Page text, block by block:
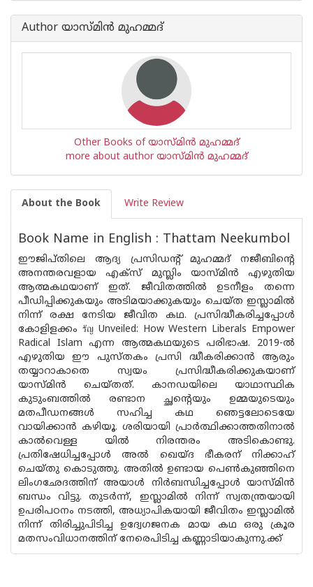
Author യാസ്മിൻ മുഹമ്മദ്
Other Books of യാസ്മിൻ മുഹമ്മദ്
more about author യാസ്മിൻ മുഹമ്മദ്
About the Book Write Review
Book Name in English : Thattam Neekumbol
ഈജിപ്തിലെ ആദ്യ പ്രസിഡൻ്റ് മുഹമ്മദ് നജീബിന്റെ
അനന്തരവളായ എക്സ് മുസ്ലിം യാസ്മിൻ എഴുതിയ
ആത്മകഥയാണ് ഇത്. ജീവിതത്തിൽ ഉടനീളം തന്നെ
പീഡിപ്പിക്കുകയും അടിമയാക്കുകയും ചെയ്ത ഇസ്ലാമിൽ
നിന്ന് രക്ഷ നേടിയ ജീവിത കഥ. പ്രസിദ്ധീകരിച്ചപ്പോൾ
കോളിളക്കം รัญ Unveiled: How Western Liberals Empower
Radical Islam എന്ന ആത്മകഥയുടെ പരിഭാഷ. 2019-ൽ
എഴുതിയ ഈ പുസ്തകം പ്രസി ദ്ധീകരിക്കാൻ ആരും
തയ്യാറാകാതെ സ്വയം പ്രസിദ്ധീകരിക്കുകയാണ്
യാസ്മിൻ ചെയ്തത്. കാനഡയിലെ യാഥാസ്ഥിക
കുടുംബത്തിൽ രണ്ടാന ച്ഛന്റെയും ഉമ്മയുടെയും
മതപീഡനങ്ങൾ സഹിച്ച കഥ ഞെട്ടലോടെയേ
വായിക്കാൻ കഴിയൂ. ശരിയായി പ്രാർത്ഥിക്കാത്തതിനാൽ
കാൽവെള്ള യിൽ നിരന്തരം അടികൊണ്ടു.
പ്രതിഷേധിച്ചപ്പോൾ അൽ ഖെയ്ദ ഭീകരന് നിക്കാഹ്
ചെയ്തു കൊടുത്തു. അതിൽ ഉണ്ടായ പെൺകുഞ്ഞിനെ
ലിംഗഛേദത്തിന് അയാൾ നിർബന്ധിച്ചപ്പോൾ യാസ്മിൻ
ബന്ധം വിട്ടു. തുടർന്ന്, ഇസ്ലാമിൽ നിന്ന് സ്വതന്ത്രയായി
ഉപരിപഠനം നടത്തി, അധ്യാപികയായി ജീവിതം ഇസ്ലാമിൽ
നിന്ന് തിരിച്ചുപിടിച്ച ഉദ്വേഗജനക മായ കഥ ഒരു ക്രൂര
മതസംവിധാനത്തിന് നേരെപിടിച്ച കണ്ണാടിയാകുന്നു.ക്ക്‍